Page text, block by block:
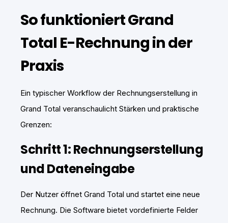
So funktioniert Grand
Total E-Rechnung in der
Praxis
Ein typischer Workflow der Rechnungserstellung in
Grand Total veranschaulicht Stärken und praktische
Grenzen:
Schritt 1: Rechnungserstellung
und Dateneingabe
Der Nutzer öffnet Grand Total und startet eine neue
Rechnung. Die Software bietet vordefinierte Felder